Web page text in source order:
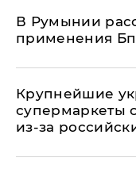
В Румынии
применения
Крупнейшие
супермаркеты
из-за